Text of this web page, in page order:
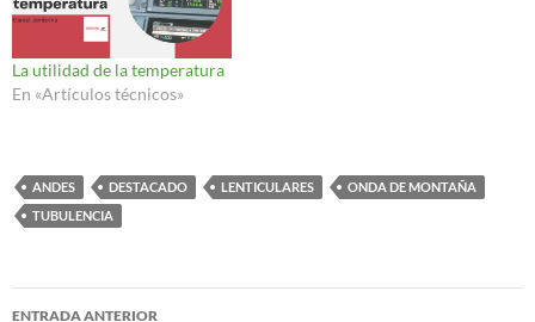
La utilidad de la temperatura
En «Artículos técnicos»
ANDES DESTACADO LENTICULARES
ONDA DE MONTAÑA
TUBULENCIA
Navegación
ENTRADA ANTERIOR